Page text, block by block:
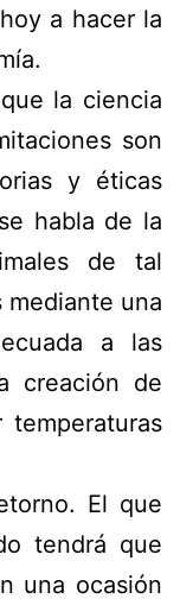
a hacer la
que la ciencia
son
y éticas
habla de la
de tal
mediante una
a las
creación de
El que
tendrá que
una ocasión